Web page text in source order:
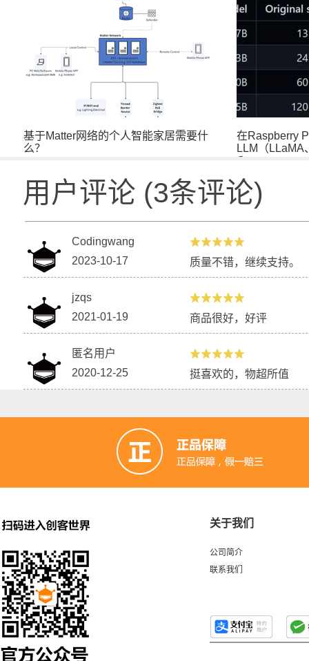
基于Matter网络的个人智能家居需要什
么？
在Raspberry
LLM（
C...
用户评论 (3条评论)
Codingwang
2023-10-17
质量不错，继续支持。
jzqs
2021-01-19
商品很好，好评
匿名用户
2020-12-25
挺喜欢的，物超所值
关于我们
公司简介
联系我们